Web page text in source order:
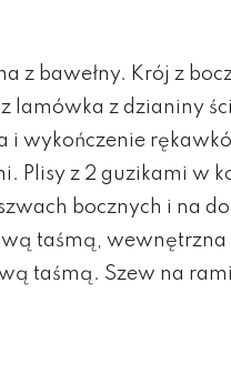
z bawełny. Krój z
lamówka z dzianiny
i wykończenie
Plisy z 2 guzikami w
bocznych i na
taśmą, wewnętrzna
taśmą. Szew na